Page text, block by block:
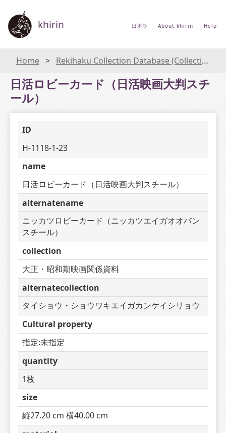
khirin 日本語 About khirin Help
Home Rekihaku Collection Database (Collections Database of the National Museum of Japanese History)
日活ロビーカード（日活映画大判スチ
ール）
ID
H-1118-1-23
name
日活ロビーカード（日活映画大判スチール）
alternatename
ニッカツロビーカード（ニッカツエイガオオバン
スチール）
collection
大正・昭和期映画関係資料
alternatecollection
タイショウ・ショウワキエイガカンケイシリョウ
Cultural property
指定:未指定
quantity
1枚
size
縦27.20 cm 横40.00 cm